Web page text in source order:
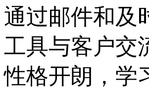
通过邮件和及
工具与客户交
性格开朗，学